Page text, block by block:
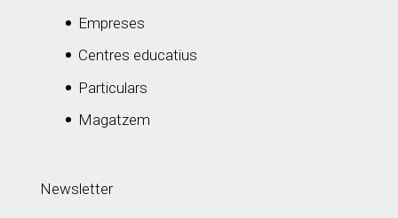
Empreses
Centres educatius
Particulars
Magatzem
Newsletter